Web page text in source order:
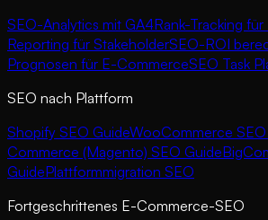
SEO-Analytics mit GA4Rank-Tracking
Reporting für StakeholderSEO-ROI
Prognosen für E-CommerceSEO Task
SEO nach Plattform
Shopify SEO GuideWooCommerce SEO
Commerce (Magento) SEO Guide
GuidePlattformmigration SEO
Fortgeschrittenes E-Commerce-SEO